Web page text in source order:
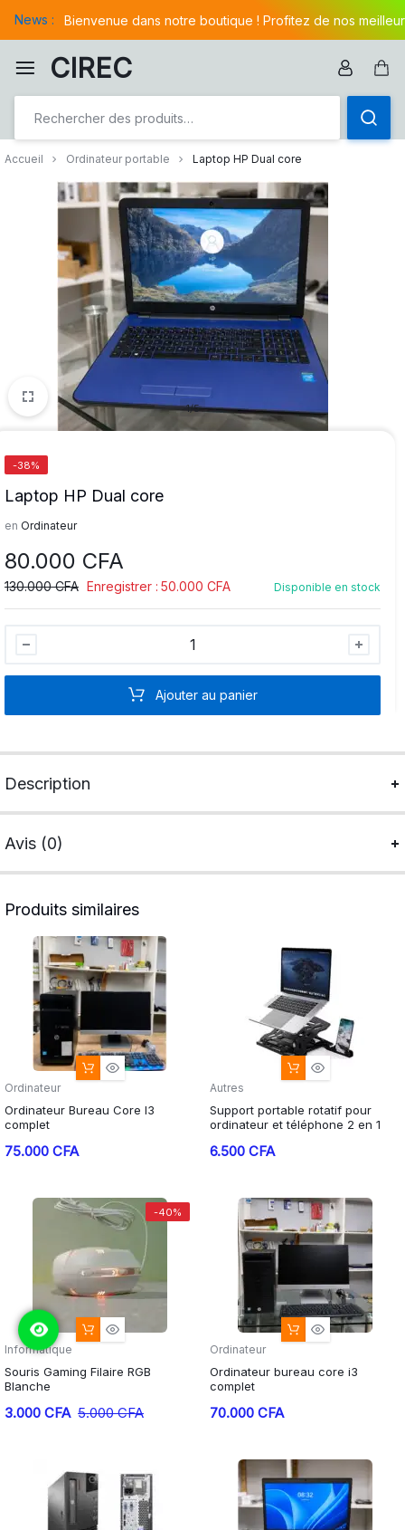
Aller
contenu
News : Bienvenue dans notre boutique ! Profitez de nos
CIREC
Accueil Ordinateur portable Laptop HP Dual core
1/5
-38%
Laptop HP Dual core
en Ordinateur
80.000 CFA
130.000CFA Enregistrer : 50.000 CFA Disponible en stock
Ajouter au panier
Description
Avis (0)
Produits similaires
Ordinateur
Ordinateur Bureau Core I3
complet
75.000 CFA
Autres
Support portable rotatif pour
ordinateur et téléphone 2 en 1
6.500 CFA
-40%
Informatique
Souris Gaming Filaire RGB
Blanche
3.000 CFA 5.000CFA
Ordinateur
Ordinateur bureau core i3
complet
70.000 CFA